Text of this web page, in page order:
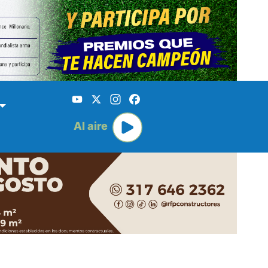
YouTube
X Instagram
Al aire